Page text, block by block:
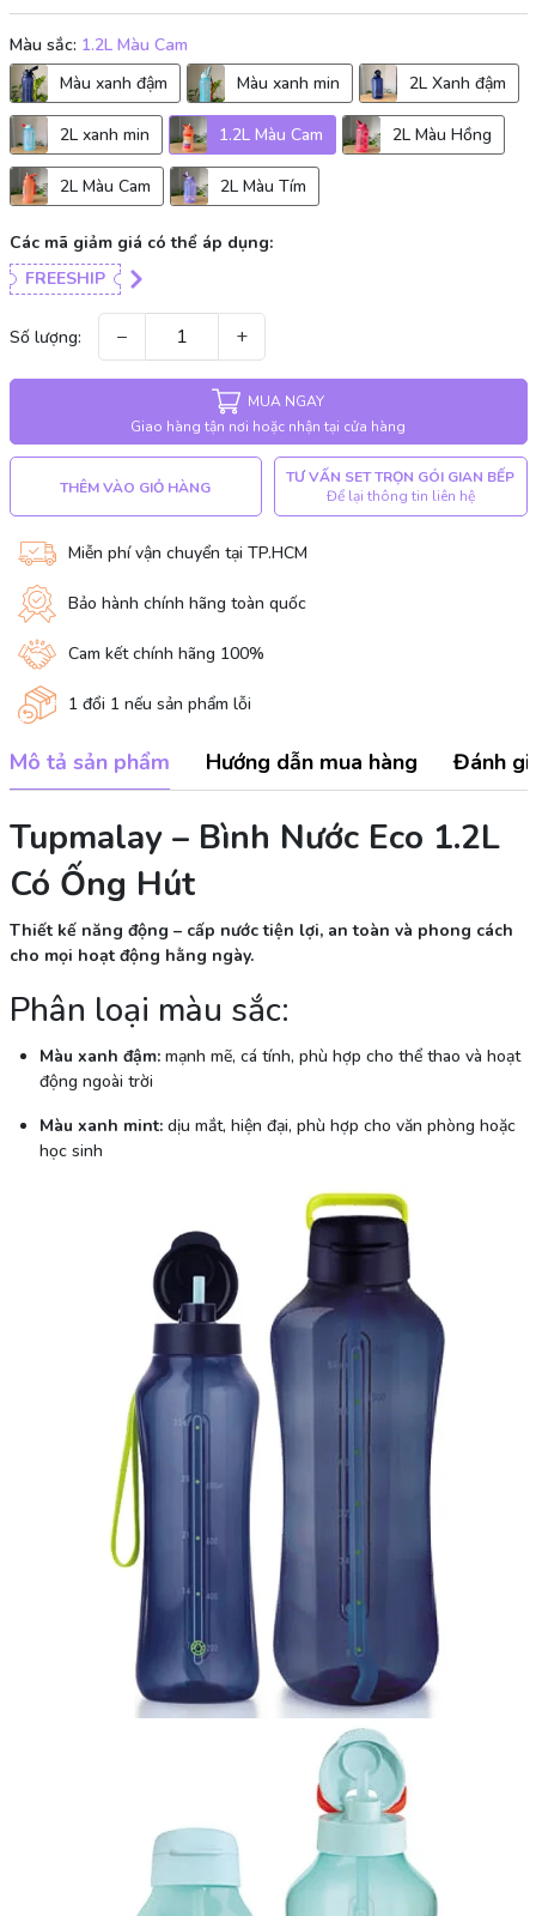
Màu sắc: 1.2L Màu Cam
Màu xanh đậm
Màu xanh min 2L Xanh đậm
2L xanh min 1.2L Màu Cam 2L Màu Hồng
2L Màu Cam 2L Màu Tím
Các mã giảm giá có thể áp dụng:
FREESHIP
Số lượng: − +
MUA NGAY
Giao hàng tận nơi hoặc nhận tại cửa hàng
THÊM VÀO GIỎ HÀNG
TƯ VẤN SET TRỌN GÓI GIAN BẾP
Để lại thông tin liên hệ
Miễn phí vận chuyển tại TP.HCM
Bảo hành chính hãng toàn quốc
Cam kết chính hãng 100%
1 đổi 1 nếu sản phẩm lỗi
Mô tả sản phẩm Hướng dẫn mua hàng Đánh
Tupmalay – Bình Nước Eco 1.2L
Có Ống Hút
Thiết kế năng động – cấp nước tiện lợi, an toàn và phong cách
cho mọi hoạt động hằng ngày.
Phân loại màu sắc:
Màu xanh đậm:mạnh mẽ, cá tính, phù hợp cho thể thao và hoạt
động ngoài trời
Màu xanh mint:dịu mắt, hiện đại, phù hợp cho văn phòng hoặc
học sinh